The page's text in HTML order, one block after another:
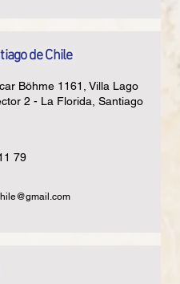
de Chile
Böhme 1161, Villa Lago
2 - La Florida, Santiago
79